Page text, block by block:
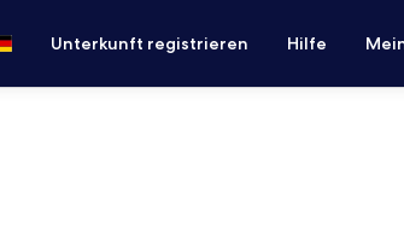
Unterkunft registrieren Hilfe